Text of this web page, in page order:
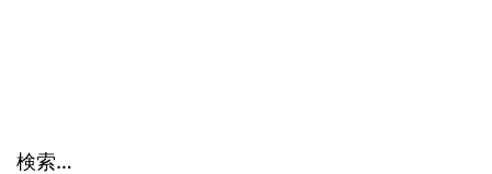
ン
検索…